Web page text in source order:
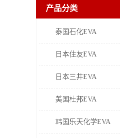
产品分类
泰国石化EVA
日本住友EVA
日本三井EVA
美国杜邦EVA
韩国乐天化学EVA